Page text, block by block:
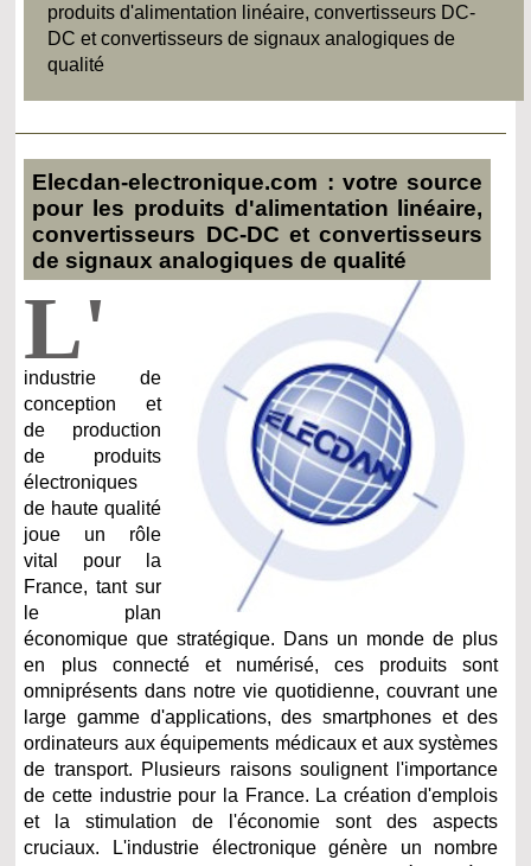
produits d'alimentation linéaire, convertisseurs DC-
DC et convertisseurs de signaux analogiques de
qualité
Elecdan-electronique.com : votre source
pour les produits d'alimentation linéaire,
convertisseurs DC-DC et convertisseurs
de signaux analogiques de qualité
L'
industrie de
conception et
de production
de produits
électroniques
de haute qualité
joue un rôle
vital pour la
France, tant sur
le plan
économique que stratégique. Dans un monde de plus
en plus connecté et numérisé, ces produits sont
omniprésents dans notre vie quotidienne, couvrant une
large gamme d'applications, des smartphones et des
ordinateurs aux équipements médicaux et aux systèmes
de transport. Plusieurs raisons soulignent l'importance
de cette industrie pour la France. La création d'emplois
et la stimulation de l'économie sont des aspects
cruciaux. L'industrie électronique génère un nombre